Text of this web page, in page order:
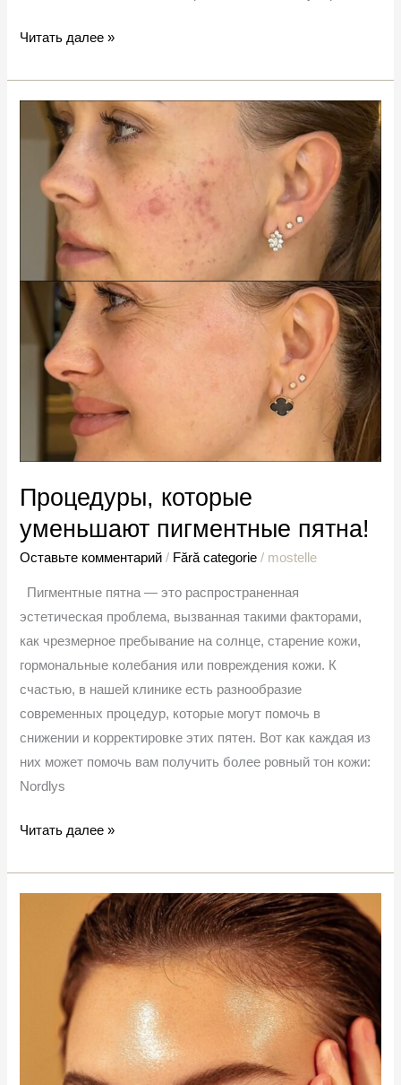
Читать далее »
Процедуры, которые
уменьшают пигментные пятна!
Оставьте комментарий / Fără categorie / mostelle
Пигментные пятна — это распространенная
эстетическая проблема, вызванная такими факторами,
как чрезмерное пребывание на солнце, старение кожи,
гормональные колебания или повреждения кожи. К
счастью, в нашей клинике есть разнообразие
современных процедур, которые могут помочь в
снижении и корректировке этих пятен. Вот как каждая из
них может помочь вам получить более ровный тон кожи:
Nordlys
Процедуры,
которые
уменьшают
пигментные
пятна!
Читать далее »
появляются
пигментные
Причины
решения.